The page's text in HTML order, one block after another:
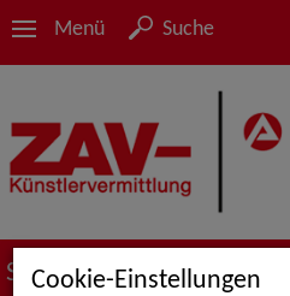
Menü Suche
Suche nach Künstler*innen
Cookie-Einstellungen